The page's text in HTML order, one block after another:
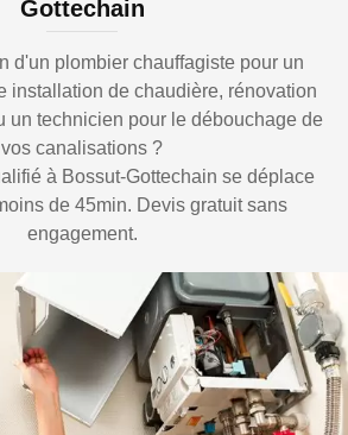
Gottechain
d'un plombier chauffagiste pour un
installation de chaudière, rénovation
un technicien pour le débouchage de
vos canalisations ?
à Bossut-Gottechain se déplace
de 45min. Devis gratuit sans
engagement.